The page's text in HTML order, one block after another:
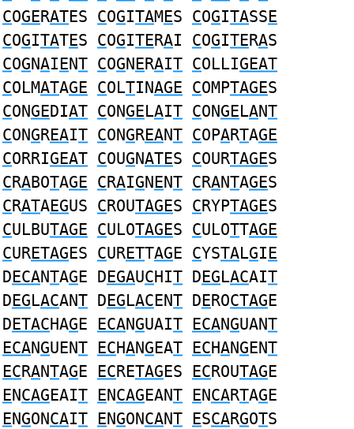
COGERATES COGITAMES COGITASSE
COGITATES COGITERAI COGITERAS
COGNAIENT COGNERAIT COLLIGEAT
COLMATAGE COLTINAGE COMPTAGES
CONGEDIAT CONGELAIT CONGELANT
CONGREAIT CONGREANT COPARTAGE
CORRIGEAT COUGNATES COURTAGES
CRABOTAGE CRAIGNENT CRANTAGES
CRATAEGUS CROUTAGES CRYPTAGES
CULBUTAGE CULOTAGES CULOTTAGE
CURETAGES CURETTAGE CYSTALGIE
DECANTAGE DEGAUCHIT DEGLACAIT
DEGLACANT DEGLACENT DEROCTAGE
DETACHAGE ECANGUAIT ECANGUANT
ECANGUENT ECHANGEAT ECHANGENT
ECRANTAGE ECRETAGES ECROUTAGE
ENCAGEAIT ENCAGEANT ENCARTAGE
ENGONCAIT ENGONCANT ESCARGOTS